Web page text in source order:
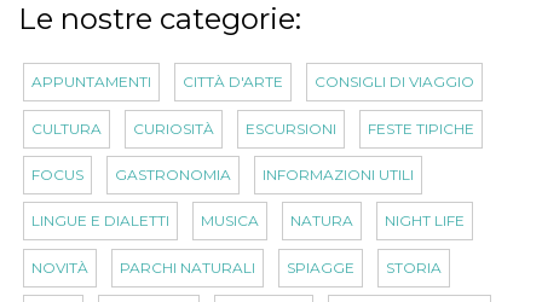
Le nostre categorie:
APPUNTAMENTI CITTÀ D'ARTE CONSIGLI DI VIAGGIO
CULTURA CURIOSITÀ ESCURSIONI FESTE TIPICHE
FOCUS GASTRONOMIA INFORMAZIONI UTILI
LINGUE E DIALETTI MUSICA NATURA NIGHT LIFE
NOVITÀ PARCHI NATURALI SPIAGGE STORIA